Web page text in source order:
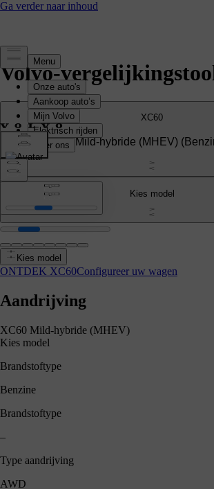
Volvo-
XC60
Mild-hybride (MHEV)
Kies model
Kies model
ONTDEK XC60Configureer uw wagen
Aandrijving
XC60 Mild-hybride (MHEV)
Kies model
Brandstoftype
Benzine
Brandstoftype
–
Type aandrijving
AWD